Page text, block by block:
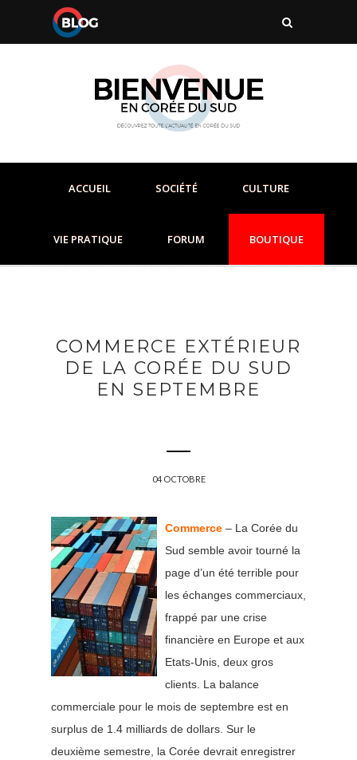
ACCUEIL SOCIÉTÉ CULTURE
VIE PRATIQUE FORUM BOUTIQUE
COMMERCE EXTÉRIEUR
DE LA CORÉE DU SUD
EN SEPTEMBRE
04 OCTOBRE
Commerce – La Corée du
Sud semble avoir tourné la
page d’un été terrible pour
les échanges commerciaux,
frappé par une crise
financière en Europe et aux
Etats-Unis, deux gros
clients. La balance
commerciale pour le mois de septembre est en
surplus de 1.4 milliards de dollars. Sur le
deuxième semestre, la Corée devrait enregistrer